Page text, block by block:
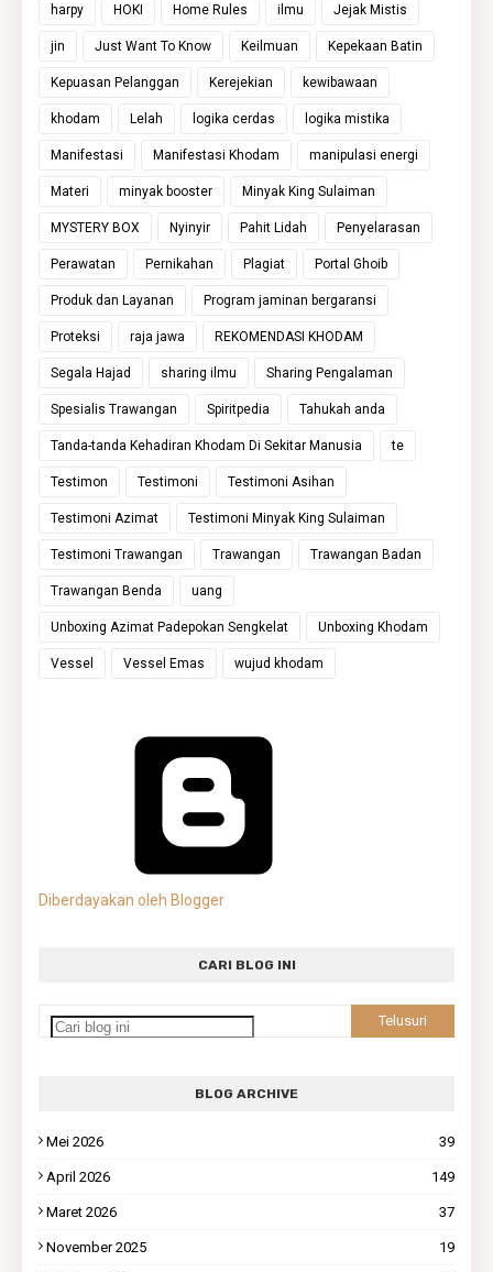
harpy HOKI Home Rules ilmu Jejak Mistis
jin Just Want To Know Keilmuan Kepekaan Batin
Kepuasan Pelanggan Kerejekian kewibawaan
khodam Lelah logika cerdas logika mistika
Manifestasi Manifestasi Khodam manipulasi energi
Materi minyak booster Minyak King Sulaiman
MYSTERY BOX Nyinyir Pahit Lidah Penyelarasan
Perawatan Pernikahan Plagiat Portal Ghoib
Produk dan Layanan Program jaminan bergaransi
Proteksi raja jawa REKOMENDASI KHODAM
Segala Hajad sharing ilmu Sharing Pengalaman
Spesialis Trawangan Spiritpedia Tahukah anda
Tanda-tanda Kehadiran Khodam Di Sekitar Manusia te
Testimon Testimoni Testimoni Asihan
Testimoni Azimat Testimoni Minyak King Sulaiman
Testimoni Trawangan Trawangan Trawangan Badan
Trawangan Benda uang
Unboxing Azimat Padepokan Sengkelat Unboxing Khodam
Vessel Vessel Emas wujud khodam
Diberdayakan oleh Blogger
CARI BLOG INI
BLOG ARCHIVE
Mei 2026 39
April 2026 149
Maret 2026 37
November 2025 19